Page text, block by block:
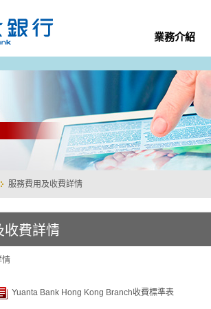
業務介紹
服務費用及收費詳情
收費詳情
情
Yuanta Bank Hong Kong Branch收費標準表